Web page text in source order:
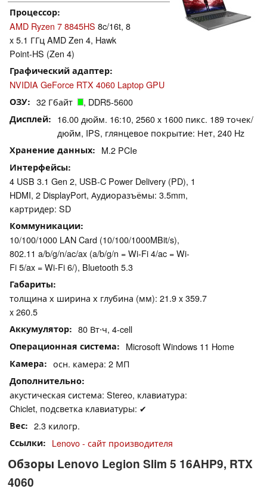
Процессор
AMD Ryzen 7 8845HS 8c/16t, 8
x 5.1 ГГц AMD Zen 4, Hawk
Point-HS (Zen 4)
Графический адаптер
NVIDIA GeForce RTX 4060 Laptop GPU
ОЗУ 32 Гбайт , DDR5-5600
Дисплей
16.00 дюйм. 16:10, 2560 x 1600 пикс. 189 точек/
дюйм, IPS, глянцевое покрытие: Нет, 240 Hz
Хранение данных M.2 PCIe
Интерфейсы
4 USB 3.1 Gen 2, USB-C Power Delivery (PD), 1
HDMI, 2 DisplayPort, Аудиоразъёмы: 3.5mm,
картридер: SD
Коммуникации
10/100/1000 LAN Card (10/100/1000MBit/s),
802.11 a/b/g/n/ac/ax (a/b/g/n = Wi-Fi 4/ac = Wi-
Fi 5/ax = Wi-Fi 6/), Bluetooth 5.3
Габариты
толщина х ширина х глубина (мм): 21.9 x 359.7
x 260.5
Аккумулятор 80 Вт⋅ч, 4-cell
Операционная система Microsoft Windows 11 Home
Камера осн. камера: 2 МП
Дополнительно
акустическая система: Stereo, клавиатура:
Chiclet, подсветка клавиатуры: ✔
Вес 2.3 килогр.
Ссылки Lenovo - сайт производителя
Обзоры Lenovo Legion Slim 5 16AHP9, RTX
4060